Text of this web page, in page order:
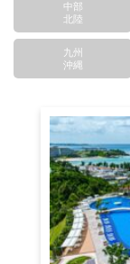
中部
北陸
九州
沖縄